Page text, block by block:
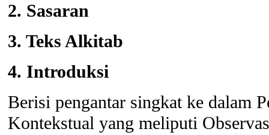
2. Sasaran
3. Teks Alkitab
4. Introduksi
Berisi pengantar singkat ke dalam
Kontekstual yang meliputi